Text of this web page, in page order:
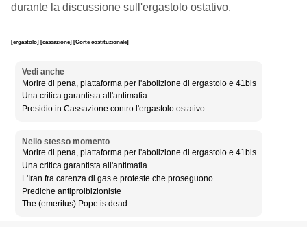
durante la discussione sull'ergastolo ostativo.
[ergastolo] [cassazione] [Corte costituzionale]
Vedi anche
Morire di pena, piattaforma per l'abolizione di ergastolo e 41bis
Una critica garantista all'antimafia
Presidio in Cassazione contro l'ergastolo ostativo
Nello stesso momento
Morire di pena, piattaforma per l'abolizione di ergastolo e 41bis
Una critica garantista all'antimafia
L'Iran fra carenza di gas e proteste che proseguono
Prediche antiproibizioniste
The (emeritus) Pope is dead